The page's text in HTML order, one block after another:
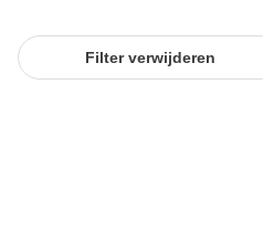
Filter verwijderen